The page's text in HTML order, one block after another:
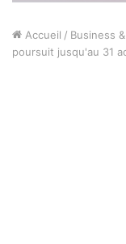
Accueil / Business
poursuit jusqu'au 31